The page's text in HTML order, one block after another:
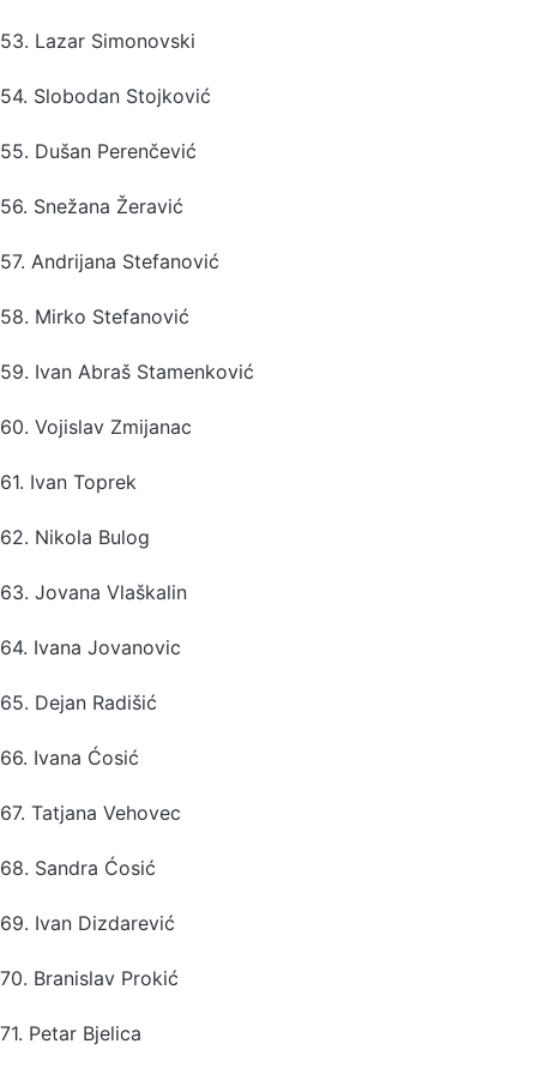
53. Lazar Simonovski
54. Slobodan Stojković
55. Dušan Perenčević
56. Snežana Žeravić
57. Andrijana Stefanović
58. Mirko Stefanović
59. Ivan Abraš Stamenković
60. Vojislav Zmijanac
61. Ivan Toprek
62. Nikola Bulog
63. Jovana Vlaškalin
64. Ivana Jovanovic
65. Dejan Radišić
66. Ivana Ćosić
67. Tatjana Vehovec
68. Sandra Ćosić
69. Ivan Dizdarević
70. Branislav Prokić
71. Petar Bjelica